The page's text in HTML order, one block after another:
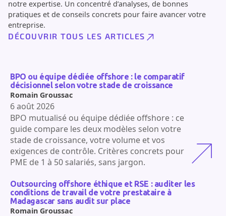
notre expertise. Un concentré d’analyses, de bonnes
pratiques et de conseils concrets pour faire avancer votre
entreprise.
DÉCOUVRIR TOUS LES ARTICLES
BPO ou équipe dédiée offshore : le comparatif
décisionnel selon votre stade de croissance
BPO mutualisé ou équipe dédiée offshore : ce
guide compare les deux modèles selon votre
stade de croissance, votre volume et vos
exigences de contrôle. Critères concrets pour
PME de 1 à 50 salariés, sans jargon.
Romain Groussac
6 août 2026
Outsourcing offshore éthique et RSE : auditer les
conditions de travail de votre prestataire à
Madagascar sans audit sur place
Romain Groussac